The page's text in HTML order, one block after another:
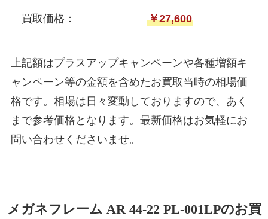
買取価格： ￥27,600
上記額はプラスアップキャンペーンや各種増額キ
ャンペーン等の金額を含めたお買取当時の相場価
格です。相場は日々変動しておりますので、あく
まで参考価格となります。最新価格はお気軽にお
問い合わせくださいませ。
メガネフレーム AR 44-22 PL-001LPのお買